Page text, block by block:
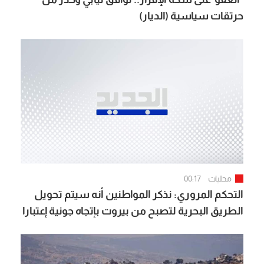
حرتقات سياسية (الديار)
محليات 00:17
التحكم المروري: نذكر المواطنين أنه سيتم تحويل
الطريق البحرية لتصبح من بيروت بإتجاه جونية إعتبارا